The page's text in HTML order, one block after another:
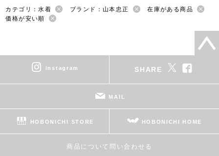
カテゴリ：水着 ブランド：山本忠正
在庫がある商品
価格が安い順
instagram SHARE
MAIL
HOBONICHI STORE HOBONICHI HOME
商品について問い合わせる